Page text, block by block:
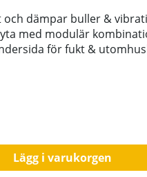
och dämpar buller &
med modulär
för fukt &
Lägg i varukorgen